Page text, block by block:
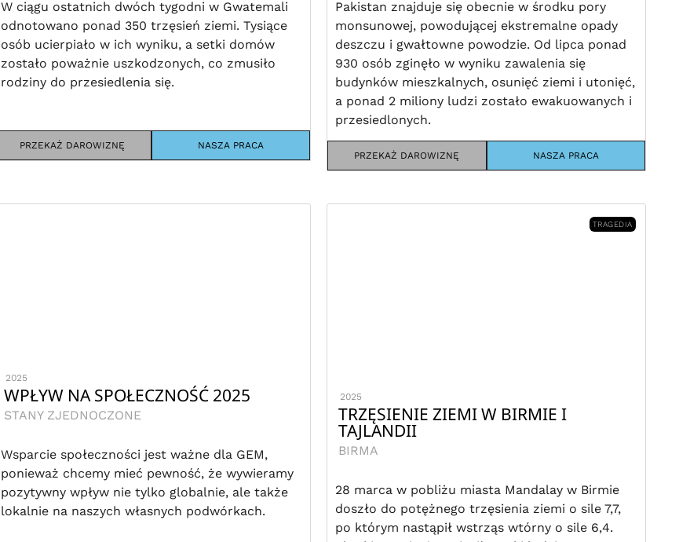
W ciągu ostatnich dwóch tygodni w Gwatemali
odnotowano ponad 350 trzęsień ziemi. Tysiące
osób ucierpiało w ich wyniku, a setki domów
zostało poważnie uszkodzonych, co zmusiło
rodziny do przesiedlenia się.
PRZEKAŻ DAROWIZNĘ NASZA PRACA
Pakistan znajduje się obecnie w środku pory
monsunowej, powodującej ekstremalne opady
deszczu i gwałtowne powodzie. Od lipca ponad
930 osób zginęło w wyniku zawalenia się
budynków mieszkalnych, osunięć ziemi i utonięć,
a ponad 2 miliony ludzi zostało ewakuowanych i
przesiedlonych.
PRZEKAŻ DAROWIZNĘ NASZA PRACA
2025
WPŁYW NA SPOŁECZNOŚĆ 2025
STANY ZJEDNOCZONE
Wsparcie społeczności jest ważne dla GEM,
ponieważ chcemy mieć pewność, że wywieramy
pozytywny wpływ nie tylko globalnie, ale także
lokalnie na naszych własnych podwórkach.
TRAGEDIA
2025
TRZĘSIENIE ZIEMI W BIRMIE I
TAJLANDII
BIRMA
28 marca w pobliżu miasta Mandalay w Birmie
doszło do potężnego trzęsienia ziemi o sile 7,7,
po którym nastąpił wstrząs wtórny o sile 6,4.